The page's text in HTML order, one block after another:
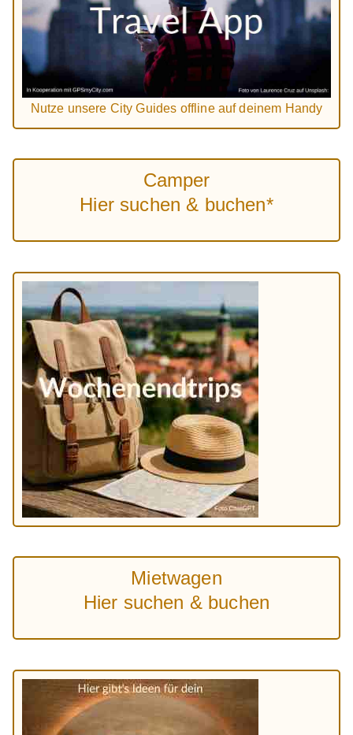
Nutze unsere City Guides offline auf deinem Handy
Camper
Hier suchen & buchen*
Mietwagen
Hier suchen & buchen